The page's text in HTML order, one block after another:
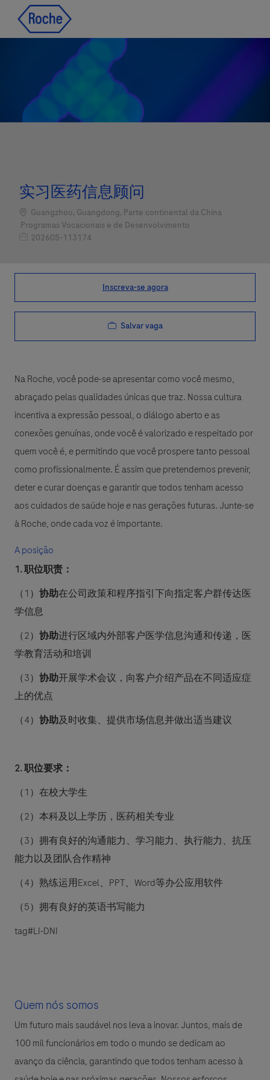
实习医药信息顾问
Localização
Guangzhou, Guangdong, Parte continental da China
Categoria
Programas Vocacionais e de Desenvolvimento
Job Id202605-113174
Inscreva-se agora
Salvar vaga
Na Roche, você pode-se apresentar como você mesmo,
abraçado pelas qualidades únicas que traz. Nossa cultura
incentiva a expressão pessoal, o diálogo aberto e as
conexões genuínas, onde você é valorizado e respeitado por
quem você é, e permitindo que você prospere tanto pessoal
como profissionalmente. É assim que pretendemos prevenir,
deter e curar doenças e garantir que todos tenham acesso
aos cuidados de saúde hoje e nas gerações futuras. Junte-se
à Roche, onde cada voz é importante.
A posição
1.职位职责：
（1 ） 协助在公司政策和程序指引下向指定客户群传达医
学信息
（2） 协助进行区域内外部客户医学信息沟通和传递，医
学教育活动和培训
（3） 协助开展学术会议，向客户介绍产品在不同适应症
上的优点
（4） 协助及时收集、提供市场信息并做出适当建议
2.职位要求：
（1 ）在校大学生
（2）本科及以上学历，医药相关专业
（3）拥有良好的沟通能力、学习能力、执行能力、抗压
能力以及团队合作精神
（4）熟练运用Excel、 PPT、 Word等办公应用软件
（5）拥有良好的英语书写能力
tag#LI-DNI
Quem nós somos
Um futuro mais saudável nos leva a inovar. Juntos, mais de
100 mil funcionários em todo o mundo se dedicam ao
avanço da ciência, garantindo que todos tenham acesso à